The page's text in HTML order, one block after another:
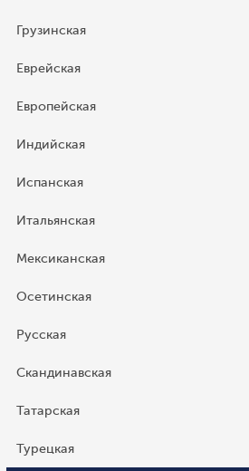
Грузинская
Еврейская
Европейская
Индийская
Испанская
Итальянская
Мексиканская
Осетинская
Русская
Скандинавская
Татарская
Турецкая